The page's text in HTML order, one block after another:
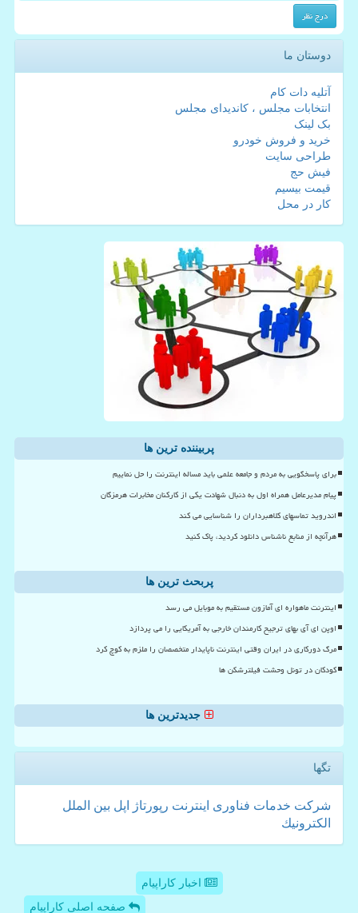
دوستان ما
آتلیه دات کام
انتخابات مجلس ، کاندیدای مجلس
بک لینک
خرید و فروش خودرو
طراحی سایت
فیش حج
قیمت بیسیم
کار در محل
پربیننده ترین ها
برای پاسخگویی به مردم و جامعه علمی باید مساله اینترنت را حل نماییم
پیام مدیرعامل همراه اول به دنبال شهادت یکی از کارکنان مخابرات هرمزگان
اندروید تماسهای کلاهبرداران را شناسایی می کند
هرآنچه از منابع ناشناس دانلود کردید، پاک کنید
پربحث ترین ها
اینترنت ماهواره ای آمازون مستقیم به موبایل می رسد
اوپن ای آی بهای ترجیح کارمندان خارجی به آمریکایی را می پردازد
مرگ دورکاری در ایران وقتی اینترنت ناپایدار متخصصان را ملزم به کوچ کرد
کودکان در تونل وحشت فیلترشکن ها
جدیدترین ها
تگها
شركت خدمات فناوری اینترنت رپورتاژ اپل بین الملل
الكترونیك
اخبار کاراپیام
صفحه اصلی کاراپیام